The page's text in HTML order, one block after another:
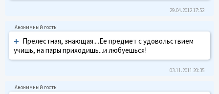
29.04.2012 17:52
+ Прелестная, знающая....Ее предмет с удовольствием
учишь, на пары приходишь...и любуешься!
03.11.2011 20:35